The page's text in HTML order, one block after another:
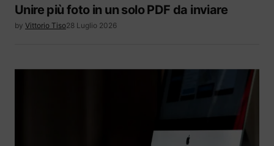
Unire più foto in un solo PDF da inviare
by Vittorio Tiso28 Luglio 2026